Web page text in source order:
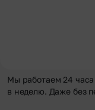
Мы работаем 24
в неделю. Даже без